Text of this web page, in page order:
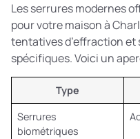
Les serrures modernes
pour votre maison à
tentatives d’effraction et
spécifiques. Voici un
Type
Serrures
biométriques